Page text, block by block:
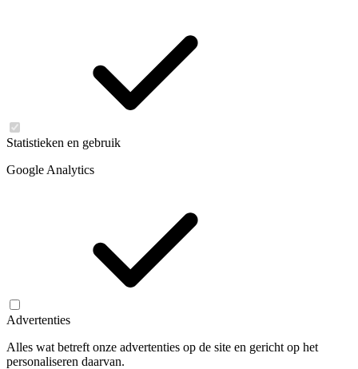
Statistieken en gebruik
Google Analytics
Advertenties
Alles wat betreft onze advertenties op de site en gericht op het
personaliseren daarvan.